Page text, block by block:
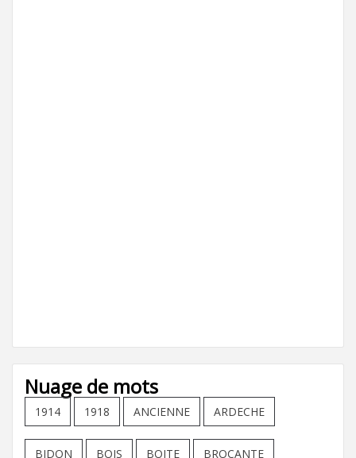
Nuage de mots
1914 1918 ANCIENNE ARDECHE
BIDON BOIS BOITE BROCANTE